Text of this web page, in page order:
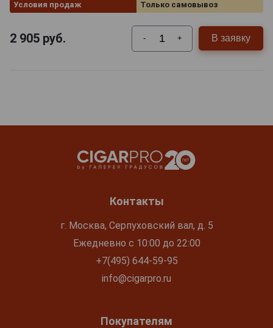
Условия продаж
Только самовывоз
2 905 руб. - + В заявку
Контакты
г. Москва, Серпуховский вал, д. 5
Ежедневно с 10:00 до 22:00
+7(495) 644-59-95
info@cigarpro.ru
Покупателям